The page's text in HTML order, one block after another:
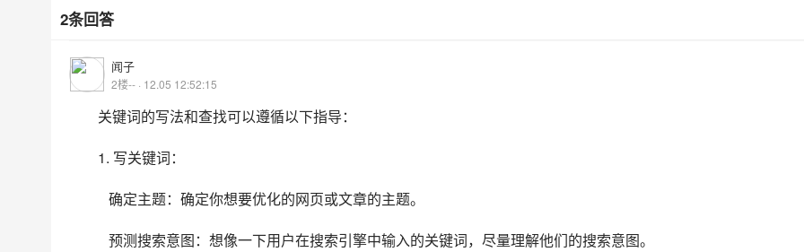
2条回答
闻子
2楼-- · 12.05 12:52:15
关键词的写法和查找可以遵循以下指导：
1. 写关键词：
确定主题：确定你想要优化的网页或文章的主题。
预测搜索意图：想像一下用户在搜索引擎中输入的关键词，尽量理解他们的搜索意图。